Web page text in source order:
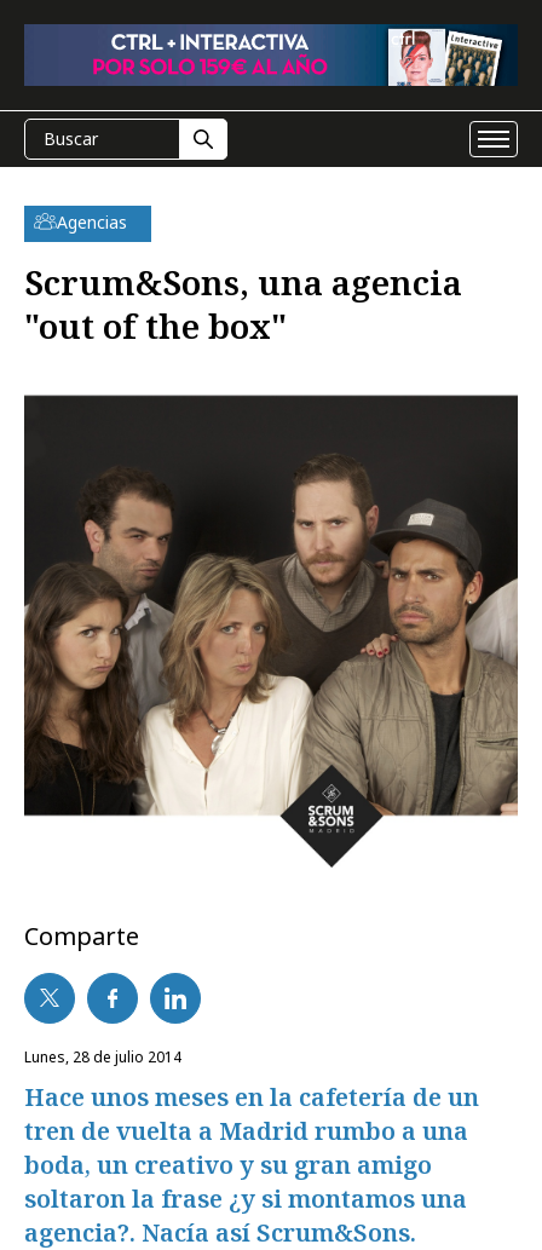
Agencias
Scrum&Sons, una agencia
"out of the box"
Comparte
lunes, 28 de julio 2014
Hace unos meses en la cafetería de un
tren de vuelta a Madrid rumbo a una
boda, un creativo y su gran amigo
soltaron la frase ¿y si montamos una
agencia?. Nacía así Scrum&Sons.